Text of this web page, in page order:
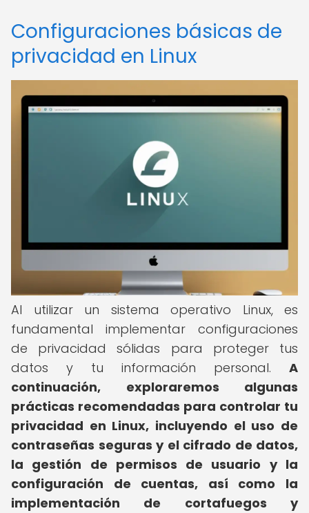
Configuraciones básicas de
privacidad en Linux
Al utilizar un sistema operativo Linux, es
fundamental implementar configuraciones
de privacidad sólidas para proteger tus
datos y tu información personal. A
continuación, exploraremos algunas
prácticas recomendadas para controlar tu
privacidad en Linux, incluyendo el uso de
contraseñas seguras y el cifrado de datos,
la gestión de permisos de usuario y la
configuración de cuentas, así como la
implementación de cortafuegos y